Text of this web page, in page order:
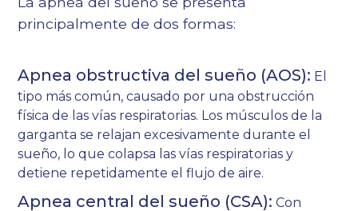
principalmente de dos formas:
Apnea obstructiva del sueño (AOS): El
tipo más común, causado por una obstrucción
física de las vías respiratorias. Los músculos de la
garganta se relajan excesivamente durante el
sueño, lo que colapsa las vías respiratorias y
detiene repetidamente el flujo de aire.
Apnea central del sueño (CSA): Con